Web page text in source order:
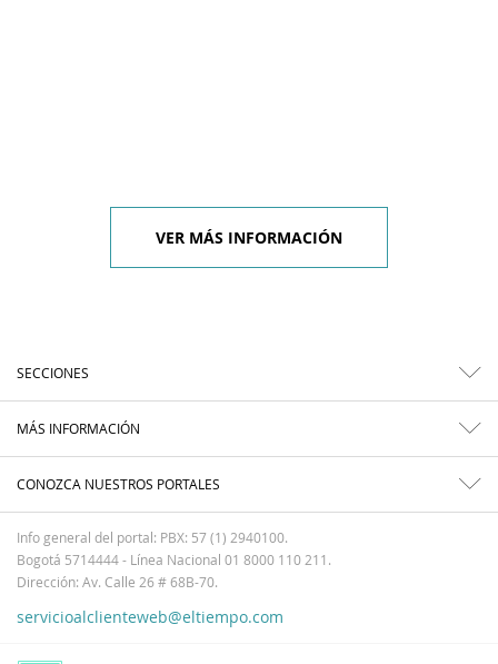
VER MÁS INFORMACIÓN
SECCIONES
MÁS INFORMACIÓN
CONOZCA NUESTROS PORTALES
Info general del portal: PBX: 57 (1) 2940100.
Bogotá 5714444 - Línea Nacional 01 8000 110 211.
Dirección: Av. Calle 26 # 68B-70.
servicioalclienteweb@eltiempo.com